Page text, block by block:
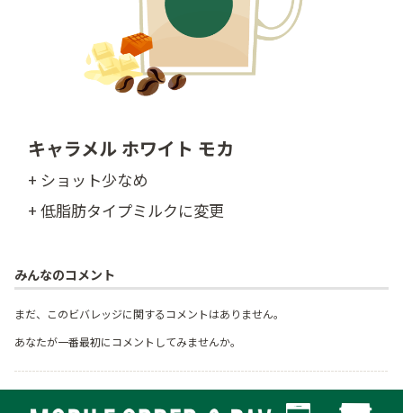
キャラメル ホワイト モカ
+ ショット少なめ
+ 低脂肪タイプミルクに変更
みんなのコメント
まだ、このビバレッジに関するコメントはありません。
あなたが一番最初にコメントしてみませんか。